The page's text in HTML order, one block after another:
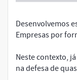
Desenvolvemos
Empresas por
Neste contexto,
na defesa de